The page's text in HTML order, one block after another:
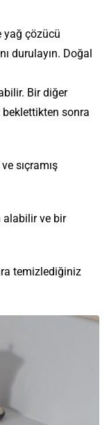
yağ çözücü
durulayın. Doğal
Bir diğer
beklettikten sonra
sıçramış
alabilir ve bir
temizlediğiniz